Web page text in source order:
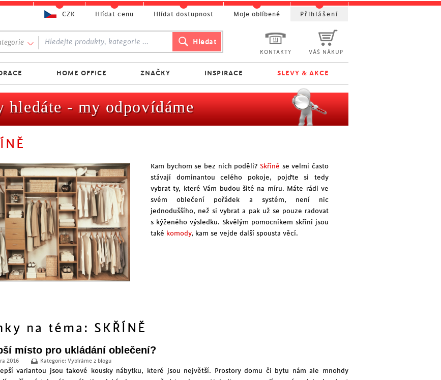
hledáte - my odpovídáme
Kam bychom se bez nich poděli? Skříně se velmi často
stávají dominantou celého pokoje, pojďte si tedy
vybrat ty, které Vám budou šité na míru. Máte rádi ve
svém oblečení pořádek a systém, není nic
jednoduššího, než si vybrat a pak už se pouze radovat
s kýženého výsledku. Skvělým pomocníkem skříní jsou
také komody, kam se vejde další spousta věcí.
na téma: SKŘÍNĚ
místo pro ukládání oblečení?
2016 Kategorie: Vybíráme z blogu
variantou jsou takové kousky nábytku, které jsou největší. Prostory domu či bytu nám ale mnohdy
KONTAKTY VÁŠ NÁKUP
HOME OFFICE ZNAČKY INSPIRACE SLEVY & AKCE
CZK Hlídat cenu Hlídat dostupnost Moje oblíbené Přihlášení